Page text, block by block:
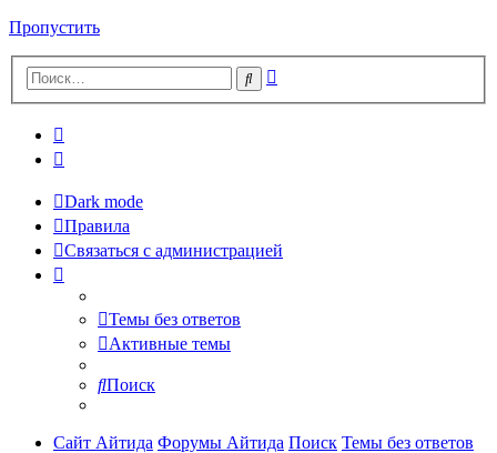
Пропустить
Поиск
Dark mode
Правила
Связаться с администрацией
Темы без ответов
Активные темы
Поиск
Сайт Айтида Форумы Айтида Поиск Темы без ответов